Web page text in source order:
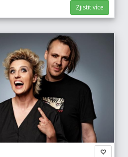
Zjistit více